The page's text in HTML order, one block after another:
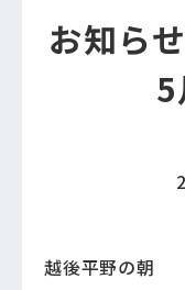
お知ら
5
越後平野の朝